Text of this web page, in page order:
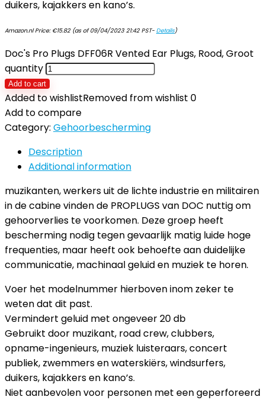
duikers, kajakkers en kano’s.
Amazon.nl Price: €15.82(as of 09/04/2023 21:42 PST-Details)
Doc's Pro Plugs DFF06R Vented Ear Plugs, Rood, Groot
quantity
Add to cart
Added to wishlistRemoved from wishlist 0
Add to compare
Category: Gehoorbescherming
Description
Additional information
muzikanten, werkers uit de lichte industrie en militairen
in de cabine vinden de PROPLUGS van DOC nuttig om
gehoorverlies te voorkomen. Deze groep heeft
bescherming nodig tegen gevaarlijk matig luide hoge
frequenties, maar heeft ook behoefte aan duidelijke
communicatie, machinaal geluid en muziek te horen.
Voer het modelnummer hierboven inom zeker te
weten dat dit past.
Vermindert geluid met ongeveer 20 db
Gebruikt door muzikant, road crew, clubbers,
opname-ingenieurs, muziek luisteraars, concert
publiek, zwemmers en waterskiërs, windsurfers,
duikers, kajakkers en kano’s.
Niet aanbevolen voor personen met een geperforeerd